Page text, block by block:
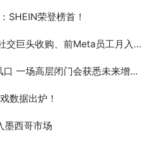
SHEIN荣登榜首！
前Meta员工月入200万、95后狂做120款出海APP
场高层闭门会获悉未来增长答案
数据出炉！
墨西哥市场